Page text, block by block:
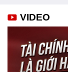
VIDEO